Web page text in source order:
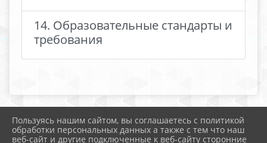
14. Образовательные стандарты и
требования
2026 г. sosh10.uo-moshr.ru
Вход
Пользуясь нашим сайтом, вы соглашаетесь с политикой
обработки персональных данных а также с тем что наш
веб-сайт и другие подключенные к веб-сайту сторонние